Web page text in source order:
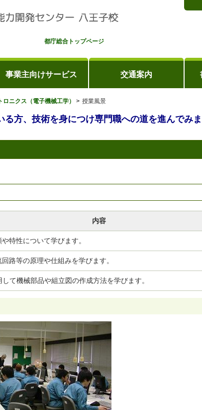
事業主向けサービス 交通案内
都庁総合トップページ
ロニクス（電子機械工学） 授業風景
る方、技術を身につけ専門職への道を進んでみ
内容
特性について学びます。
路等の原理や仕組みを学びます。
て機械部品や組立図の作成方法を学びます。